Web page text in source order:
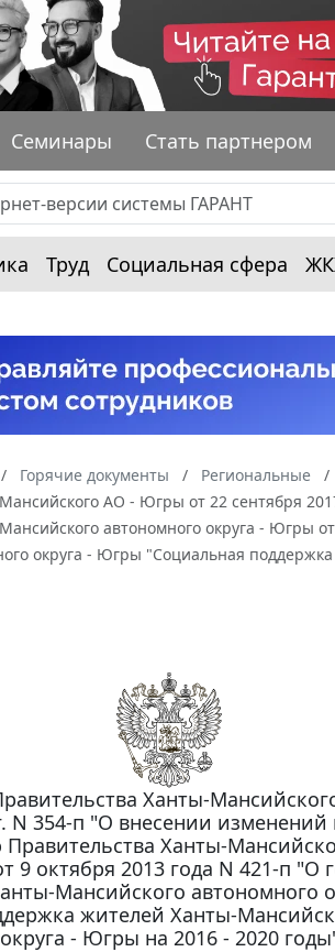
Семинары Стать партнером
Труд Социальная сфера
Горячие документы Региональные
АО - Югры от 22 сентября
автономного округа - Югры
округа - Югры "Социальная
Ханты-
N 354-п "О внесении
Ханты-
9 октября 2013 года N 421-п "О
Мансийского автономного
жителей Ханты-
округа - Югры на 2016 - 2020